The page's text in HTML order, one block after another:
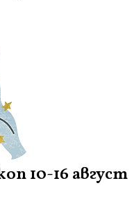
10-16 август